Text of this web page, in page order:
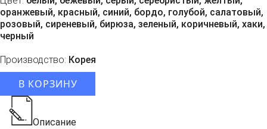
оранжевый, красный, синий, бордо, голубой, салатовый,
розовый, сиреневый, бирюза, зеленый, коричневый, хаки,
черный
Производство: Корея
В КОРЗИНУ
Описание